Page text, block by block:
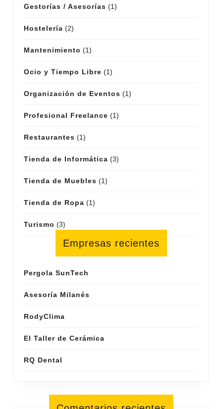
Gestorías / Asesorías (1)
Hostelería (2)
Mantenimiento (1)
Ocio y Tiempo Libre (1)
Organización de Eventos (1)
Profesional Freelance (1)
Restaurantes (1)
Tienda de Informática (3)
Tienda de Muebles (1)
Tienda de Ropa (1)
Turismo (3)
Empresas recientes
Pergola SunTech
Asesoría Milanés
RodyClima
El Taller de Cerámica
RQ Dental